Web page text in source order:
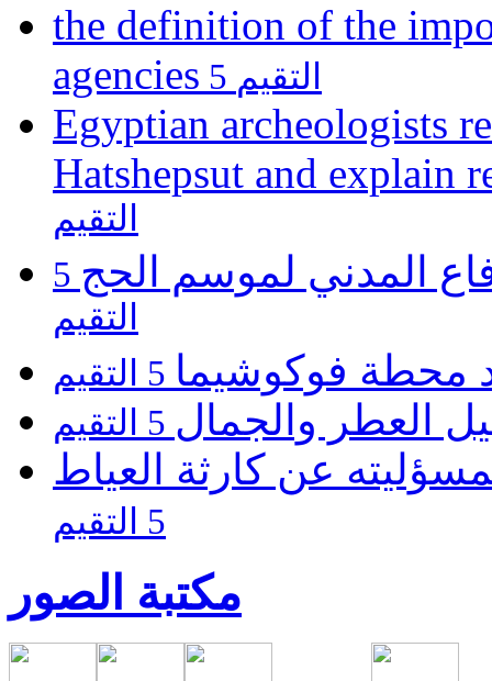
the definition of the
agencies
5 التقيم
Egyptian archeologists
Hatshepsut and explain
التقيم
المدني لموسم الحج 5
التقيم
محطة فوكوشيما
العطر والجمال
عن كارثة العياط
5 التقيم
مكتبة الصور